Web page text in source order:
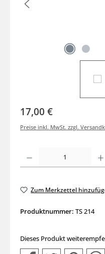
17,00 €
Preise inkl. MwSt. zzgl.
Produkt Anzahl: Gib den
Zum Merkzettel
Produktnummer: TS 214
Dieses Produkt